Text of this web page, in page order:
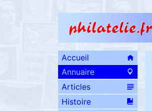
Accueil
Annuaire
Articles
Histoire